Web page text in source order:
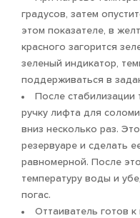
градусов, затем
этом показателе, в
красного загорится
зеленый индикатор,
поддерживаться в
После
ручку лифта для
вниз несколько раз.
резервуаре и сделать
равномерной. После
температуру воды и
погас.
Оттаиватель готов